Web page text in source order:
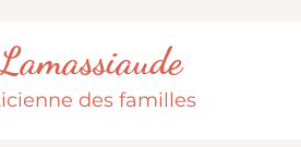
des familles